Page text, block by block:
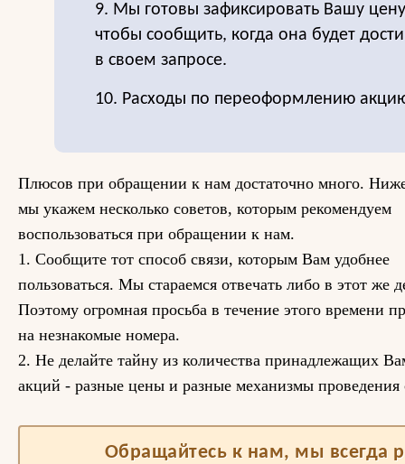
9. Мы готовы зафиксировать Вашу
чтобы сообщить, когда она будет
в своем запросе.
10. Расходы по переоформлению
Плюсов при обращении к нам достаточно много.
мы укажем несколько советов, которым рекомендуем
воспользоваться при обращении к нам.
1. Сообщите тот способ связи, которым Вам удобнее
пользоваться. Мы стараемся отвечать либо в этот же
Поэтому огромная просьба в течение этого времени
на незнакомые номера.
2. Не делайте тайну из количества принадлежащих
акций - разные цены и разные механизмы проведения
Обращайтесь к нам, мы всегда